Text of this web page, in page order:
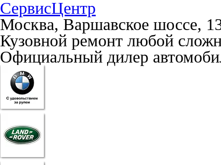
СервисЦентр
Москва, Варшавское шоссе,
Кузовной ремонт любой
Официальный дилер